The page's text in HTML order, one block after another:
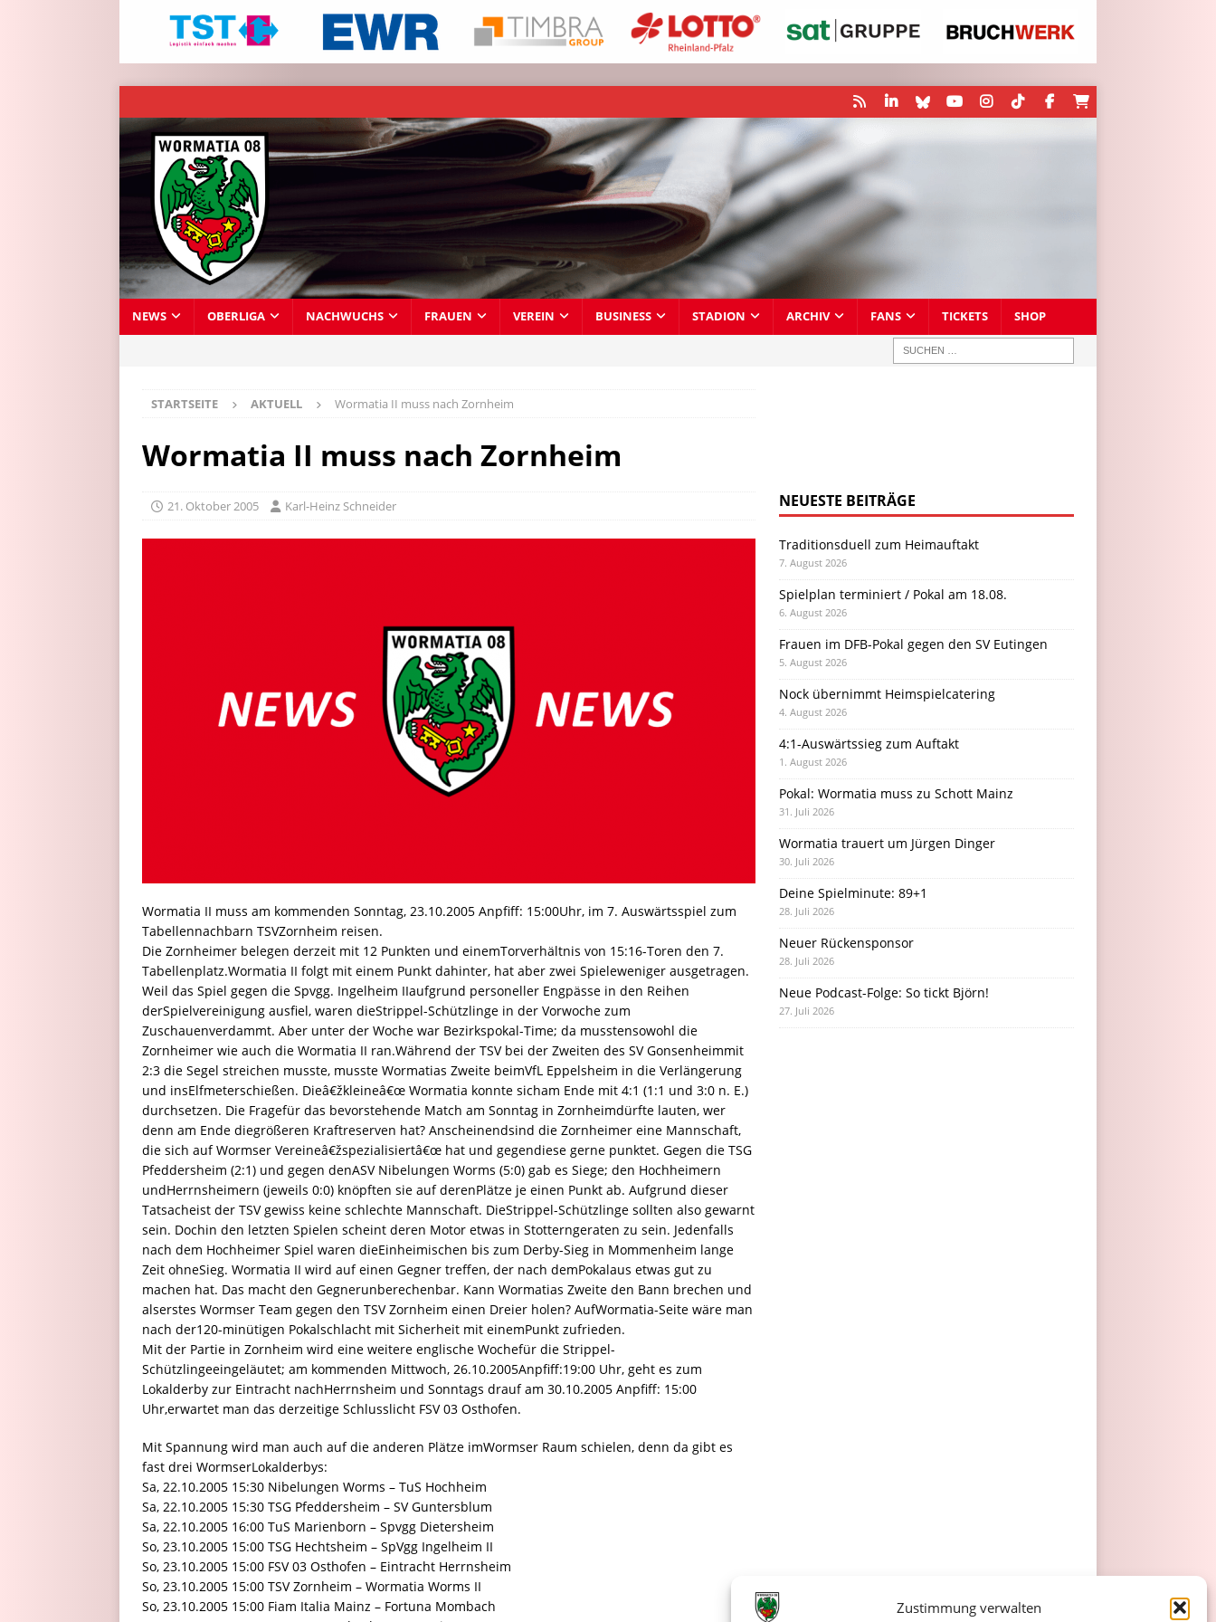
Zustimmung verwalten
NEWS OBERLIGA NACHWUCHS FRAUEN VEREIN BUSINESS STADION ARCHIV FANS TICKETS SHOP
STARTSEITE AKTUELL Wormatia II muss nach Zornheim
Wormatia II muss nach Zornheim
21. Oktober 2005 Karl-Heinz Schneider
Wormatia II muss am kommenden Sonntag, 23.10.2005 Anpfiff: 15:00Uhr, im 7. Auswärtsspiel zum
Tabellennachbarn TSVZornheim reisen.
Die Zornheimer belegen derzeit mit 12 Punkten und einemTorverhältnis von 15:16-Toren den 7.
Tabellenplatz.Wormatia II folgt mit einem Punkt dahinter, hat aber zwei Spieleweniger ausgetragen.
Weil das Spiel gegen die Spvgg. Ingelheim IIaufgrund personeller Engpässe in den Reihen
derSpielvereinigung ausfiel, waren dieStrippel-Schützlinge in der Vorwoche zum
Zuschauenverdammt. Aber unter der Woche war Bezirkspokal-Time; da musstensowohl die
Zornheimer wie auch die Wormatia II ran.Während der TSV bei der Zweiten des SV Gonsenheimmit
2:3 die Segel streichen musste, musste Wormatias Zweite beimVfL Eppelsheim in die Verlängerung
und insElfmeterschießen. Dieâ€žkleineâ€œ Wormatia konnte sicham Ende mit 4:1 (1:1 und 3:0 n. E.)
durchsetzen. Die Fragefür das bevorstehende Match am Sonntag in Zornheimdürfte lauten, wer
denn am Ende diegrößeren Kraftreserven hat? Anscheinendsind die Zornheimer eine Mannschaft,
die sich auf Wormser Vereineâ€žspezialisiertâ€œ hat und gegendiese gerne punktet. Gegen die TSG
Pfeddersheim (2:1) und gegen denASV Nibelungen Worms (5:0) gab es Siege; den Hochheimern
undHerrnsheimern (jeweils 0:0) knöpften sie auf derenPlätze je einen Punkt ab. Aufgrund dieser
Tatsacheist der TSV gewiss keine schlechte Mannschaft. DieStrippel-Schützlinge sollten also gewarnt
sein. Dochin den letzten Spielen scheint deren Motor etwas in Stotterngeraten zu sein. Jedenfalls
nach dem Hochheimer Spiel waren dieEinheimischen bis zum Derby-Sieg in Mommenheim lange
Zeit ohneSieg. Wormatia II wird auf einen Gegner treffen, der nach demPokalaus etwas gut zu
machen hat. Das macht den Gegnerunberechenbar. Kann Wormatias Zweite den Bann brechen und
alserstes Wormser Team gegen den TSV Zornheim einen Dreier holen? AufWormatia-Seite wäre man
nach der120-minütigen Pokalschlacht mit Sicherheit mit einemPunkt zufrieden.
Mit der Partie in Zornheim wird eine weitere englische Wochefür die Strippel-
Schützlingeeingeläutet; am kommenden Mittwoch, 26.10.2005Anpfiff:19:00 Uhr, geht es zum
Lokalderby zur Eintracht nachHerrnsheim und Sonntags drauf am 30.10.2005 Anpfiff: 15:00
Uhr,erwartet man das derzeitige Schlusslicht FSV 03 Osthofen.
Mit Spannung wird man auch auf die anderen Plätze imWormser Raum schielen, denn da gibt es
fast drei WormserLokalderbys:
Sa, 22.10.2005 15:30 Nibelungen Worms – TuS Hochheim
Sa, 22.10.2005 15:30 TSG Pfeddersheim – SV Guntersblum
Sa, 22.10.2005 16:00 TuS Marienborn – Spvgg Dietersheim
So, 23.10.2005 15:00 TSG Hechtsheim – SpVgg Ingelheim II
So, 23.10.2005 15:00 FSV 03 Osthofen – Eintracht Herrnsheim
So, 23.10.2005 15:00 TSV Zornheim – Wormatia Worms II
So, 23.10.2005 15:00 Fiam Italia Mainz – Fortuna Mombach
NEUESTE BEITRÄGE
Traditionsduell zum Heimauftakt
7. August 2026
Spielplan terminiert / Pokal am 18.08.
6. August 2026
Frauen im DFB-Pokal gegen den SV Eutingen
5. August 2026
Nock übernimmt Heimspielcatering
4. August 2026
4:1-Auswärtssieg zum Auftakt
1. August 2026
Pokal: Wormatia muss zu Schott Mainz
31. Juli 2026
Wormatia trauert um Jürgen Dinger
30. Juli 2026
Deine Spielminute: 89+1
28. Juli 2026
Neuer Rückensponsor
28. Juli 2026
Neue Podcast-Folge: So tickt Björn!
27. Juli 2026